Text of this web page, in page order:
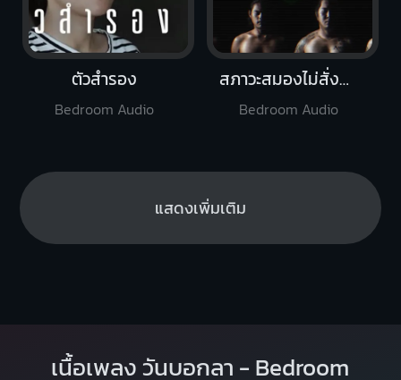
ตัวสำรอง
Bedroom Audio
สภาวะสมองไม่สั่งการ
Bedroom Audio
แสดงเพิ่มเติม
เนื้อเพลง วันบอกลา - Bedroom